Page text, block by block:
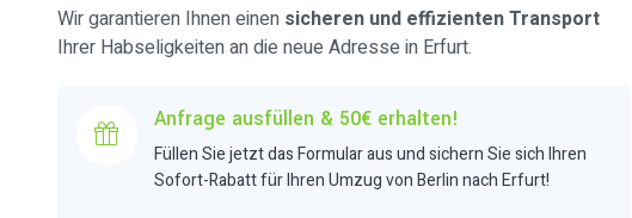
Wir garantieren Ihnen einen sicheren und effizienten Transport
Ihrer Habseligkeiten an die neue Adresse in Erfurt.
Anfrage ausfüllen & 50€ erhalten!
Füllen Sie jetzt das Formular aus und sichern Sie sich Ihren
Sofort-Rabatt für Ihren Umzug von Berlin nach Erfurt!